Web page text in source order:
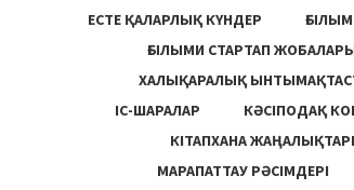
ЕСТЕ ҚАЛАРЛЫҚ КҮНДЕР
ҒЫЛЫМИ СТАРТАП
ХАЛЫҚАРАЛЫҚ
ІС-ШАРАЛАР
КӘСІПОДАҚ
КІТАПХАНА
МАРАПАТТАУ РӘСІМДЕРІ